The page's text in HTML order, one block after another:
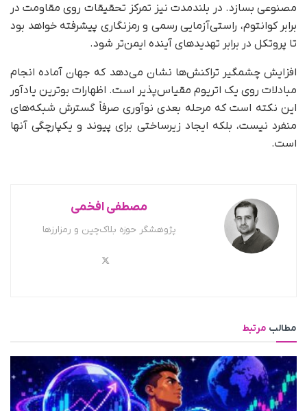
مصنوعی بسازد. در بلندمدت نیز تمرکز تحقیقات روی مقاومت در
برابر کوانتوم، راستی‌آزمایی رسمی و رمزنگاری پیشرفته خواهد بود
تا پروتکل در برابر تهدیدهای آینده ایمن‌تر شود.
افزایش چشمگیر تراکنش‌ها نشان می‌دهد که جهان آماده انجام
مبادلات روی یک اتریوم مقیاس‌پذیر است. اظهارات بوترین یادآور
این نکته است که مرحله بعدی نوآوری صرفاً گسترش شبکه‌های
منفرد نیست، بلکه ایجاد زیرساختی برای پیوند و یکپارچگی آنها
است.
مصطفی افخمی
پژوهشگر حوزه بلاک‌چین و رمزارزها
مطالب مرتبط